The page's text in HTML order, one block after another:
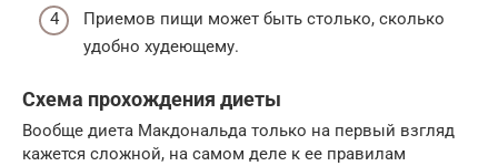
Приемов пищи может быть столько, сколько
удобно худеющему.
Схема прохождения диеты
Вообще диета Макдональда только на первый взгляд
кажется сложной, на самом деле к ее правилам